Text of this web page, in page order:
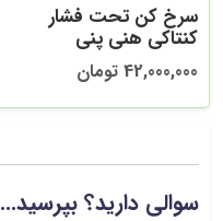
سرخ کن تحت فشار
کنتاکی هنی پنی
42,000,000 تومان
سوالی دارید؟ بپرسید...